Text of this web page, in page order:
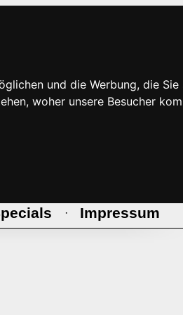
und die Werbung, die Sie
woher unsere Besucher
· Impressum